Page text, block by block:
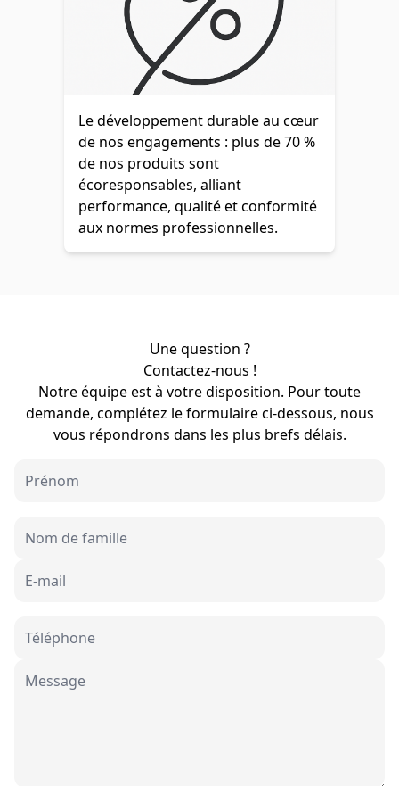
Le développement durable au cœur
de nos engagements : plus de 70 %
de nos produits sont
écoresponsables, alliant
performance, qualité et conformité
aux normes professionnelles.
Une question ?
Contactez-nous !
Notre équipe est à votre disposition. Pour toute
demande, complétez le formulaire ci-dessous, nous
vous répondrons dans les plus brefs délais.